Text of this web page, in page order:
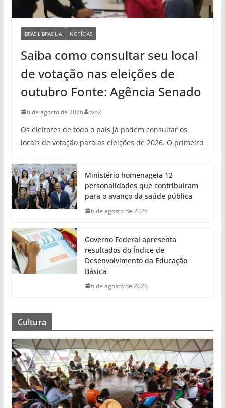
BRASIL BRASÍLIA NOTÍCIAS
Saiba como consultar seu local
de votação nas eleições de
outubro Fonte: Agência Senado
6 de agosto de 2026 tvp2
Os eleitores de todo o país já podem consultar os
locais de votação para as eleições de 2026. O primeiro
Ministério homenageia 12
personalidades que contribuíram
para o avanço da saúde pública
6 de agosto de 2026
Governo Federal apresenta
resultados do Índice de
Desenvolvimento da Educação
Básica
6 de agosto de 2026
Cultura